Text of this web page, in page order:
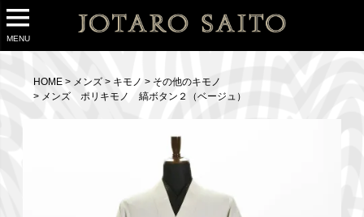
MENU
HOME メンズ キモノ
その他のキモノ
メンズ ポリキモノ 縞ボタン２（ベージュ）